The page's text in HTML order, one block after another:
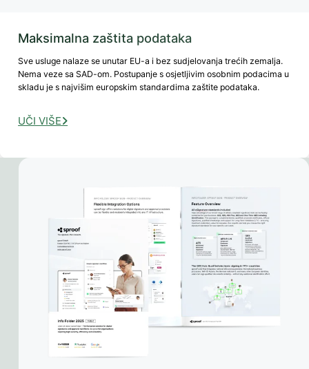
Maksimalna zaštita podataka
Sve usluge nalaze se unutar EU-a i bez sudjelovanja trećih zemalja.
Nema veze sa SAD-om. Postupanje s osjetljivim osobnim podacima u
skladu je s najvišim europskim standardima zaštite podataka.
UČI VIŠE